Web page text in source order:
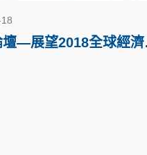
壇—展望2018全球經濟
）